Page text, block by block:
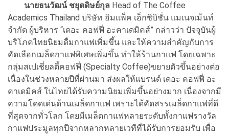
นายธนวัฒน์ ชยุตดิษย์กุล Head of The Coffee
Academics Thailand บริษัท อิมแพ็ค เอ็กซิบิชั่น แมเนจเม้นท์
จำกัด ผู้บริหาร “เดอะ คอฟฟี่ อะคาเดมิคส์” กล่าวว่า ปัจจุบันผู้
บริโภคไทยนิยมดื่มกาแฟเพิ่มขึ้น และให้ความสำคัญกับการ
คัดเลือกเมล็ดกาแฟพิเศษเพิ่มขึ้น ทำให้ร้านกาแฟ โดยเฉพาะ
กลุ่มสเปเชี่ยลตี้คอฟฟี่ (Specialty Coffee)ขยายตัวขึ้นอย่างต่อ
เนื่องในช่วงหลายปีที่ผ่านมา ส่งผลให้แบรนด์ เดอะ คอฟฟี่ อะ
คาเดมิคส์ ในไทยได้รับความนิยมเพิ่มขึ้นอย่างมาก เนื่องจากมี
ความโดดเด่นด้านเมล็ดกาแฟ เพราะได้คัดสรรเมล็ดกาแฟที่ดี
ที่สุดจากทั่วโลก โดยมีเมล็ดกาแฟหลายระดับทั้งกาแฟรางวัล
กาแฟประมูลทุกปีจากหลากหลายเวทีที่ได้รับการยอมรับ เพื่อ